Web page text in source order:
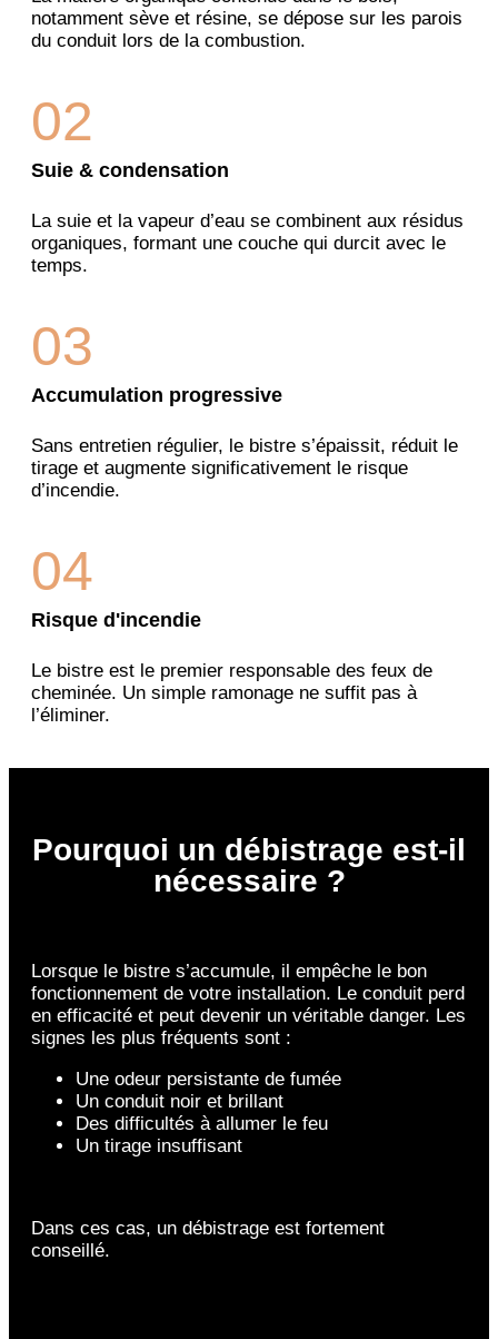
notamment sève et résine, se dépose sur les parois
du conduit lors de la combustion.
02
Suie & condensation
La suie et la vapeur d’eau se combinent aux résidus
organiques, formant une couche qui durcit avec le
temps.
03
Accumulation progressive
Sans entretien régulier, le bistre s’épaissit, réduit le
tirage et augmente significativement le risque
d’incendie.
04
Risque d'incendie
Le bistre est le premier responsable des feux de
cheminée. Un simple ramonage ne suffit pas à
l’éliminer.
Pourquoi un débistrage est-il
nécessaire ?
Lorsque le bistre s’accumule, il empêche le bon
fonctionnement de votre installation. Le conduit perd
en efficacité et peut devenir un véritable danger. Les
signes les plus fréquents sont :
Une odeur persistante de fumée
Un conduit noir et brillant
Des difficultés à allumer le feu
Un tirage insuffisant
Dans ces cas, un débistrage est fortement
conseillé.